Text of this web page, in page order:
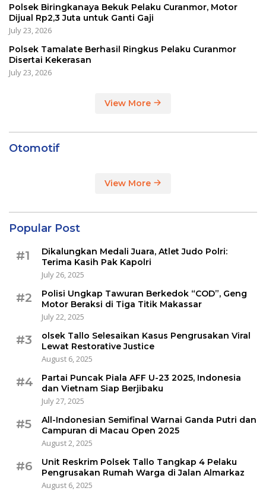
Polsek Biringkanaya Bekuk Pelaku Curanmor, Motor
Dijual Rp2,3 Juta untuk Ganti Gaji
July 23, 2026
Polsek Tamalate Berhasil Ringkus Pelaku Curanmor
Disertai Kekerasan
July 23, 2026
View More
Otomotif
View More
Popular Post
#1
Dikalungkan Medali Juara, Atlet Judo Polri:
Terima Kasih Pak Kapolri
July 26, 2025
#2
Polisi Ungkap Tawuran Berkedok “COD”, Geng
Motor Beraksi di Tiga Titik Makassar
July 22, 2025
#3
olsek Tallo Selesaikan Kasus Pengrusakan Viral
Lewat Restorative Justice
August 6, 2025
#4
Partai Puncak Piala AFF U-23 2025, Indonesia
dan Vietnam Siap Berjibaku
July 27, 2025
#5
All-Indonesian Semifinal Warnai Ganda Putri dan
Campuran di Macau Open 2025
August 2, 2025
#6
Unit Reskrim Polsek Tallo Tangkap 4 Pelaku
Pengrusakan Rumah Warga di Jalan Almarkaz
August 6, 2025